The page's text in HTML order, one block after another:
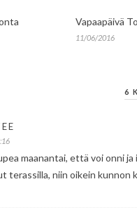
Vapaapäivä
11/06/2016
6
maanantai, että voi onni ja
terassilla, niin oikein kunnon